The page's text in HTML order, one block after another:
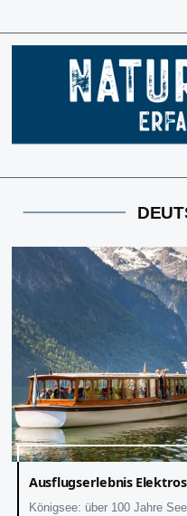
Ausflugserlebnis
Königsee: über 100 Jahre